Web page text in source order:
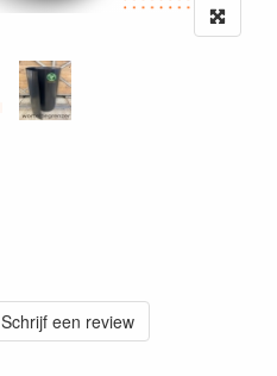
Schrijf een review